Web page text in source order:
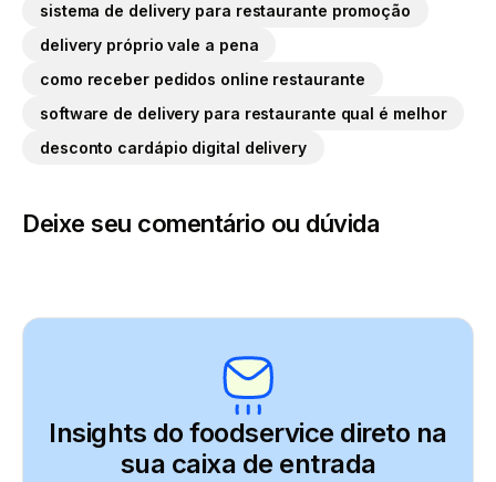
sistema de delivery para restaurante promoção
delivery próprio vale a pena
como receber pedidos online restaurante
software de delivery para restaurante qual é melhor
desconto cardápio digital delivery
Deixe seu comentário ou dúvida
Insights do foodservice direto na
sua caixa de entrada